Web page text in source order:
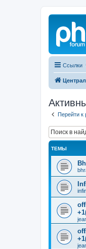
Ссылки
Перейти к
ТЕМЫ